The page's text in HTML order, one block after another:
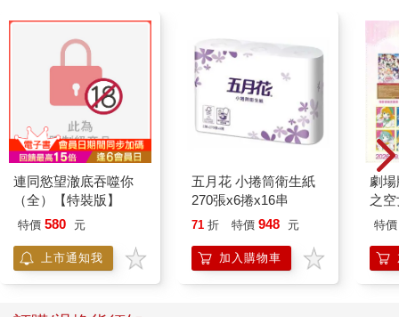
連同慾望澈底吞噬你
（全）【特裝版】
特價 580 元
上市通知我
五月花 小捲筒衛生紙
270張x6捲x16串
71 折 特價 948 元
加入購物車
劇
之
樂
特價